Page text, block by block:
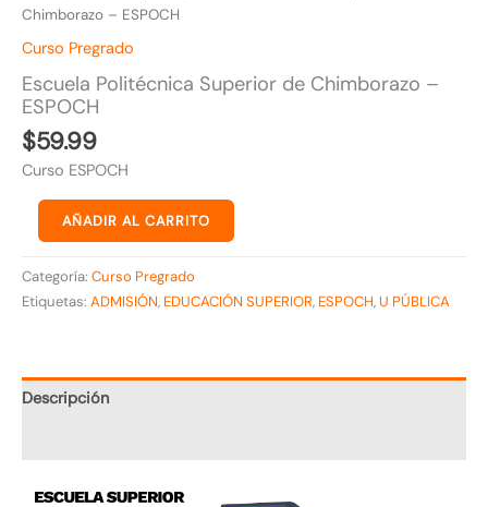
Chimborazo – ESPOCH
Curso Pregrado
Escuela Politécnica Superior de Chimborazo –
ESPOCH
$59.99
Curso ESPOCH
AÑADIR AL CARRITO
Categoría: Curso Pregrado
Etiquetas: ADMISIÓN, EDUCACIÓN SUPERIOR, ESPOCH,U PÚBLICA
Descripción